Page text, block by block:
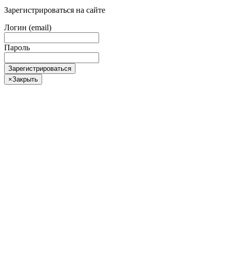
Зарегистрироваться на сайте
Логин (email)
Пароль
Зарегистрироваться
×Закрыть